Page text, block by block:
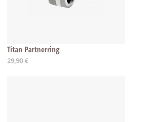
Titan Partnerring
29,90 €